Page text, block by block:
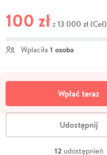
100 zł z 13 000 zł (Cel)
Wpłaciła 1 osoba
Wpłać teraz
Udostępnij
12 udostępnień